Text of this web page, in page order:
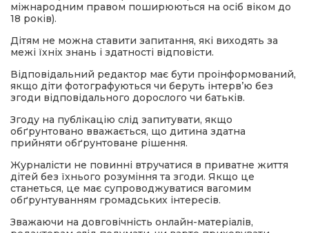
міжнародним правом поширюються на осіб віком до
18 років).
Дітям не можна ставити запитання, які виходять за
межі їхніх знань і здатності відповісти.
Відповідальний редактор має бути проінформований,
якщо діти фотографуються чи беруть інтерв’ю без
згоди відповідального дорослого чи батьків.
Згоду на публікацію слід запитувати, якщо
обґрунтовано вважається, що дитина здатна
прийняти обґрунтоване рішення.
Журналісти не повинні втручатися в приватне життя
дітей без їхнього розуміння та згоди. Якщо це
станеться, це має супроводжуватися вагомим
обґрунтуванням громадських інтересів.
Зважаючи на довговічність онлайн-матеріалів,